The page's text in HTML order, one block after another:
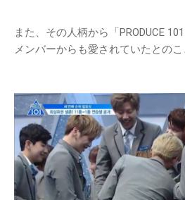
また、その人柄から「PRODUCE
メンバーからも愛されていたとのこ